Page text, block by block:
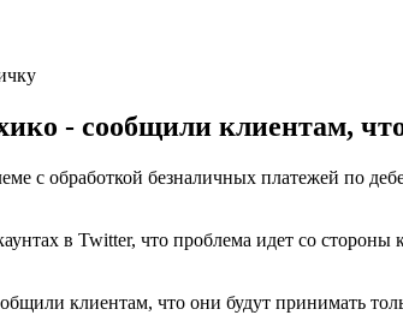
- сообщили клиентам,
с обработкой безналичных платежей по
в Twitter, что проблема идет со
клиентам, что они будут принимать